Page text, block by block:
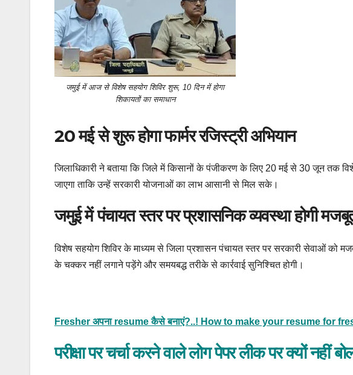
जमुई में आज से विशेष सहयोग शिविर शुरू, 10 दिन में होगा
शिकायतों का समाधान
20 मई से शुरू होगा फार्मर रजिस्ट्री अभियान
जिलाधिकारी ने बताया कि जिले में किसानों के पंजीकरण के लिए 20 मई से 30 जून तक
जाएगा ताकि उन्हें सरकारी योजनाओं का लाभ आसानी से मिल सके।
जमुई में पंचायत स्तर पर प्रशासनिक व्यवस्था होगी
विशेष सहयोग शिविर के माध्यम से जिला प्रशासन पंचायत स्तर पर सरकारी सेवाओं को
के चक्कर नहीं लगाने पड़ेंगे और समयबद्ध तरीके से कार्रवाई सुनिश्चित होगी।
Fresher अपना resume कैसे बनाएं?..! How to make your resume for
परीक्षा पर चर्चा करने वाले लोग पेपर लीक पर क्यों